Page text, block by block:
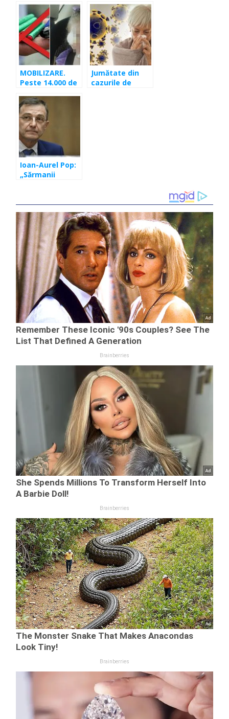
la Cluj-Napoca
către Cluj. Care
va fi noua rută
MOBILIZARE.
Peste 14.000 de
semnat petiția
pentru
interzicerea
petardelor!
Jumătate din
cazurile de
Ioan-Aurel Pop:
„Sărmanii
recunoștință
pentru medicii
români